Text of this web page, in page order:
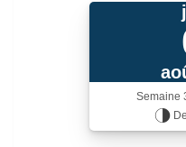
Semaine